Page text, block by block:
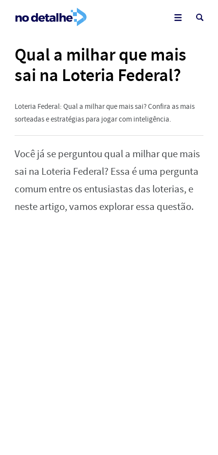
Qual a milhar que mais
sai na Loteria Federal?
Loteria Federal: Qual a milhar que mais sai? Confira as mais
sorteadas e estratégias para jogar com inteligência.
Você já se perguntou qual a milhar que mais
sai na Loteria Federal? Essa é uma pergunta
comum entre os entusiastas das loterias, e
neste artigo, vamos explorar essa questão.